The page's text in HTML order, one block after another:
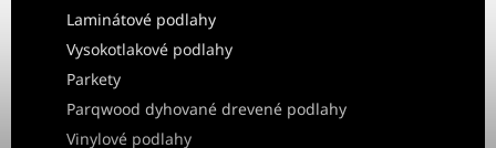
Laminátové podlahy
Vysokotlakové podlahy
Parkety
Parqwood dyhované drevené podlahy
Vinylové podlahy